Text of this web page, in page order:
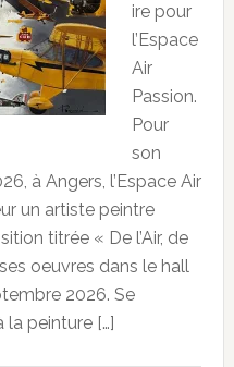
ire pour
l’Espace
Air
Passion.
Pour
son
à Angers, l’Espace Air
un artiste peintre
titrée « De l’Air, de
oeuvres dans le hall
2026. Se
peinture […]